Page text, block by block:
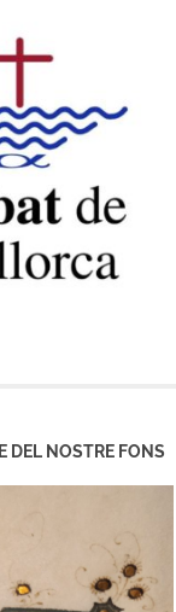
DEL NOSTRE FONS